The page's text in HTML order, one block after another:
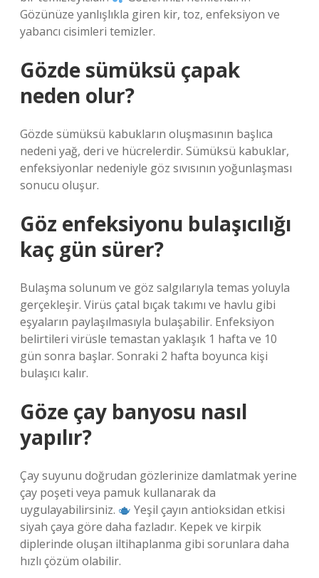
Gözünüze yanlışlıkla giren kir, toz, enfeksiyon ve
yabancı cisimleri temizler.
Gözde sümüksü çapak
neden olur?
Gözde sümüksü kabukların oluşmasının başlıca
nedeni yağ, deri ve hücrelerdir. Sümüksü kabuklar,
enfeksiyonlar nedeniyle göz sıvısının yoğunlaşması
sonucu oluşur.
Göz enfeksiyonu bulaşıcılığı
kaç gün sürer?
Bulaşma solunum ve göz salgılarıyla temas yoluyla
gerçekleşir. Virüs çatal bıçak takımı ve havlu gibi
eşyaların paylaşılmasıyla bulaşabilir. Enfeksiyon
belirtileri virüsle temastan yaklaşık 1 hafta ve 10
gün sonra başlar. Sonraki 2 hafta boyunca kişi
bulaşıcı kalır.
Göze çay banyosu nasıl
yapılır?
Çay suyunu doğrudan gözlerinize damlatmak yerine
çay poşeti veya pamuk kullanarak da
uygulayabilirsiniz.
Yeşil çayın antioksidan etkisi
siyah çaya göre daha fazladır. Kepek ve kirpik
diplerinde oluşan iltihaplanma gibi sorunlara daha
hızlı çözüm olabilir.